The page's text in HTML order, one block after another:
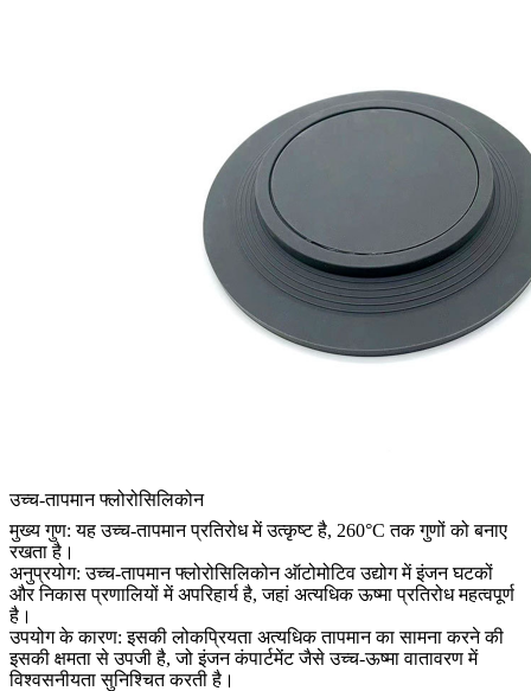
उच्च-तापमान फ्लोरोसिलिकोन
मुख्य गुण: यह उच्च-तापमान प्रतिरोध में उत्कृष्ट है, 260°C तक गुणों को बनाए
रखता है।
अनुप्रयोग: उच्च-तापमान फ्लोरोसिलिकोन ऑटोमोटिव उद्योग में इंजन घटकों
और निकास प्रणालियों में अपरिहार्य है, जहां अत्यधिक ऊष्मा प्रतिरोध महत्वपूर्ण
है।
उपयोग के कारण: इसकी लोकप्रियता अत्यधिक तापमान का सामना करने की
इसकी क्षमता से उपजी है, जो इंजन कंपार्टमेंट जैसे उच्च-ऊष्मा वातावरण में
विश्वसनीयता सुनिश्चित करती है।